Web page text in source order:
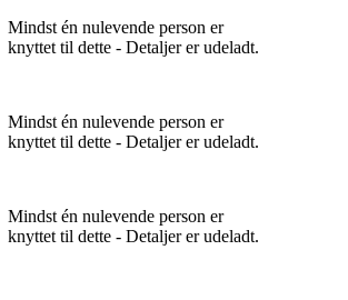
Mindst én nulevende person er
knyttet til dette - Detaljer er udeladt.
Mindst én nulevende person er
knyttet til dette - Detaljer er udeladt.
Mindst én nulevende person er
knyttet til dette - Detaljer er udeladt.